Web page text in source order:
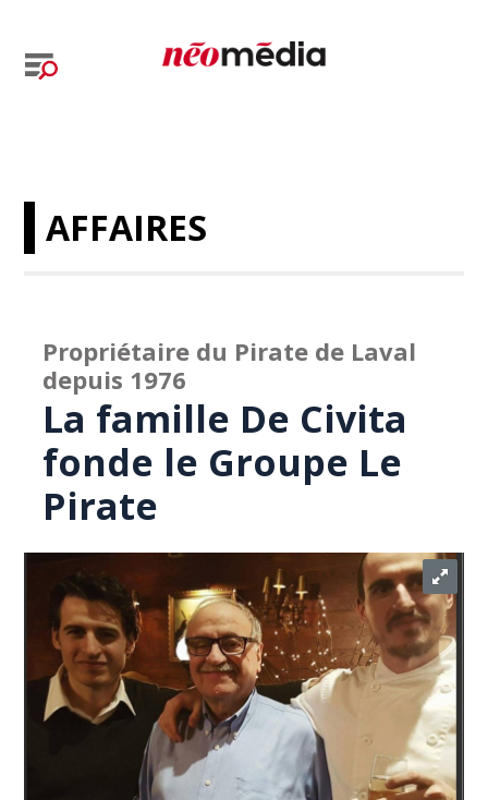
AFFAIRES
Propriétaire du Pirate de Laval
depuis 1976
La famille De Civita
fonde le Groupe Le
Pirate